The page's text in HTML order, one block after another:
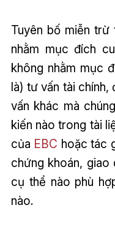
Tuyên bố miễn trừ
nhằm mục đích
không nhằm mục
là) tư vấn tài
vấn khác mà
kiến nào trong tài
của EBC hoặc tác
chứng khoán,
cụ thể nào phù
nào.